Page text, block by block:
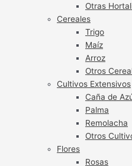
Otras
Cereales
Trigo
Maíz
Arroz
Otros
Cultivos Extensivos
Caña de
Palma
Remolacha
Otros
Flores
Rosas